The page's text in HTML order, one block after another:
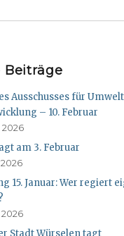
Beiträge
Ausschusses für
– 10. Februar
2026
am 3. Februar
15. Januar: Wer regiert
2026
Stadt Würselen tagt